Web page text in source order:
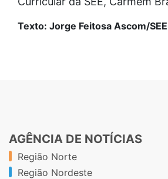
Texto: Jorge Feitosa Ascom/SEE
AGÊNCIA DE NOTÍCIAS
Região Norte
Região Nordeste